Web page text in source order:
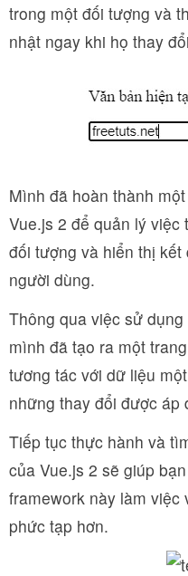
trong một đối tượng và
nhật ngay khi họ thay
Mình đã hoàn thành
Vue.js 2 để quản lý
đối tượng và hiển thị
người dùng.
Thông qua việc sử dụng
mình đã tạo ra một
tương tác với dữ liệu
những thay đổi được áp
Tiếp tục thực hành và
của Vue.js 2 sẽ giúp
framework này làm việc
phức tạp hơn.